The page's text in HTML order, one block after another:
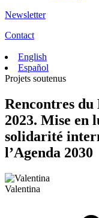
Newsletter
Contact
English
Español
Projets soutenus
Rencontres du
2023. Mise en
solidarité
l’Agenda 2030
Valentina